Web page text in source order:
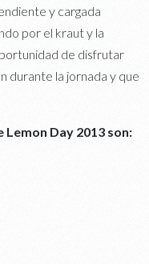
y cargada
por el kraut y la
de disfrutar
durante la jornada y que
Day 2013 son: